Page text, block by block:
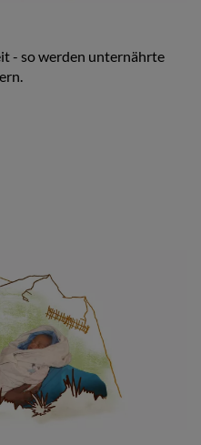
- so werden unternährte